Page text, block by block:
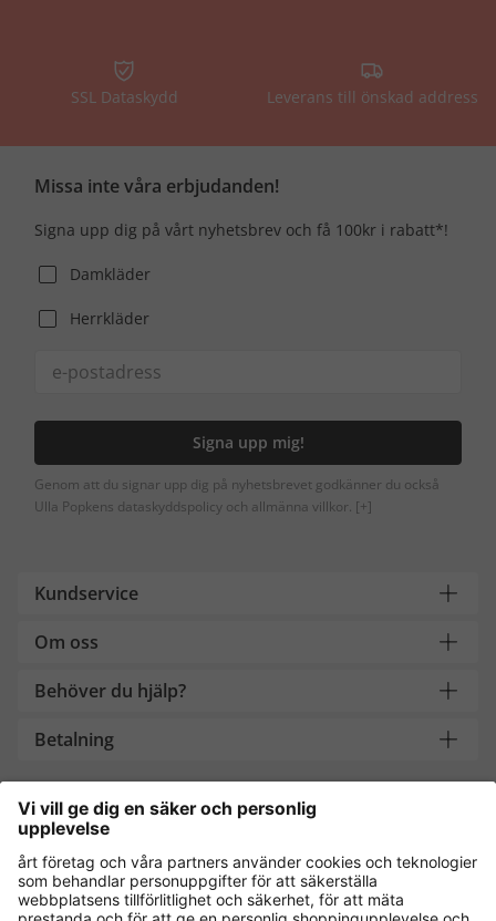
SSL Dataskydd Leverans till önskad address
Missa inte våra erbjudanden!
Signa upp dig på vårt nyhetsbrev och få 100kr i rabatt*!
Damkläder
Herrkläder
Signa upp mig!
Genom att du signar upp dig på nyhetsbrevet godkänner du också
Ulla Popkens dataskyddspolicy och allmänna villkor. [+]
Kundservice
Om oss
Behöver du hjälp?
Betalning
Handla säkert med
Andra onlinebutiker